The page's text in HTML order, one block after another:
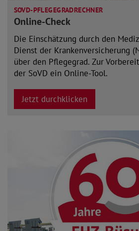
SOVD-PFLEGEGRADRECHNER
Online-Check
Die Einschätzung durch den
Dienst der Krankenversicherung
über den Pflegegrad. Zur
der SoVD ein Online-Tool.
Jetzt durchklicken